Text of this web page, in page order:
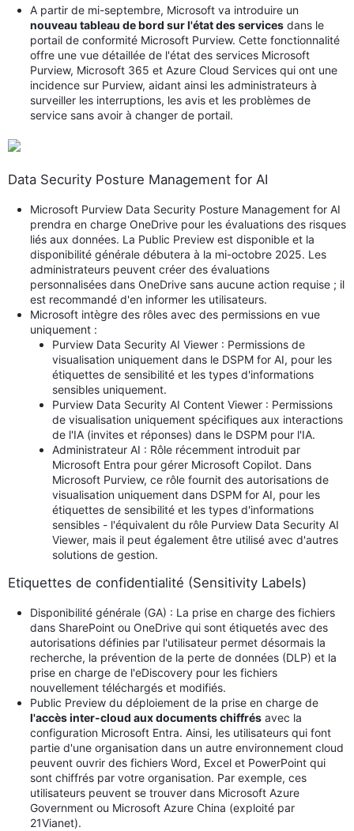
A partir de mi-septembre, Microsoft va introduire un
nouveau tableau de bord sur l'état des services dans le
portail de conformité Microsoft Purview. Cette fonctionnalité
offre une vue détaillée de l'état des services Microsoft
Purview, Microsoft 365 et Azure Cloud Services qui ont une
incidence sur Purview, aidant ainsi les administrateurs à
surveiller les interruptions, les avis et les problèmes de
service sans avoir à changer de portail.
Data Security Posture Management for AI
Microsoft Purview Data Security Posture Management for AI
prendra en charge OneDrive pour les évaluations des risques
liés aux données. La Public Preview est disponible et la
disponibilité générale débutera à la mi-octobre 2025. Les
administrateurs peuvent créer des évaluations
personnalisées dans OneDrive sans aucune action requise ; il
est recommandé d'en informer les utilisateurs.
Microsoft intègre des rôles avec des permissions en vue
uniquement :
Purview Data Security AI Viewer : Permissions de
visualisation uniquement dans le DSPM for AI, pour les
étiquettes de sensibilité et les types d'informations
sensibles uniquement.
Purview Data Security AI Content Viewer : Permissions
de visualisation uniquement spécifiques aux interactions
de l'IA (invites et réponses) dans le DSPM pour l'IA.
Administrateur AI : Rôle récemment introduit par
Microsoft Entra pour gérer Microsoft Copilot. Dans
Microsoft Purview, ce rôle fournit des autorisations de
visualisation uniquement dans DSPM for AI, pour les
étiquettes de sensibilité et les types d'informations
sensibles - l'équivalent du rôle Purview Data Security AI
Viewer, mais il peut également être utilisé avec d'autres
solutions de gestion.
Etiquettes de confidentialité (Sensitivity Labels)
Disponibilité générale (GA) : La prise en charge des fichiers
dans SharePoint ou OneDrive qui sont étiquetés avec des
autorisations définies par l'utilisateur permet désormais la
recherche, la prévention de la perte de données (DLP) et la
prise en charge de l'eDiscovery pour les fichiers
nouvellement téléchargés et modifiés.
Public Preview du déploiement de la prise en charge de
l'accès inter-cloud aux documents chiffrés avec la
configuration Microsoft Entra. Ainsi, les utilisateurs qui font
partie d'une organisation dans un autre environnement cloud
peuvent ouvrir des fichiers Word, Excel et PowerPoint qui
sont chiffrés par votre organisation. Par exemple, ces
utilisateurs peuvent se trouver dans Microsoft Azure
Government ou Microsoft Azure China (exploité par
21Vianet).